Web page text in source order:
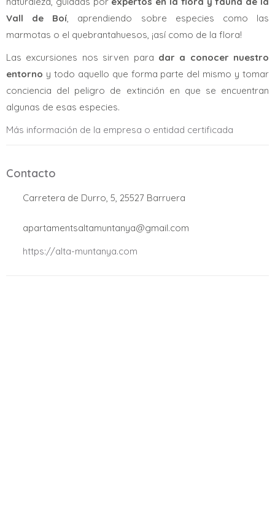
Vall de Boí, aprendiendo sobre especies como las
marmotas o el quebrantahuesos, ¡así como de la flora!
Las excursiones nos sirven para dar a conocer nuestro
entorno y todo aquello que forma parte del mismo y tomar
conciencia del peligro de extinción en que se encuentran
algunas de esas especies.
Más información de la empresa o entidad certificada
Contacto
Carretera de Durro, 5, 25527 Barruera
apartamentsaltamuntanya@gmail.com
https://alta-muntanya.com